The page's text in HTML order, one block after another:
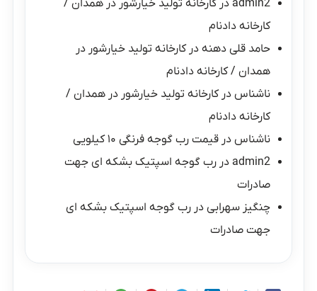
admin2 درکارخانه تولید خیارشور در همدان /
کارخانه دادنام
حامد قلی دهنه درکارخانه تولید خیارشور در
همدان / کارخانه دادنام
ناشناس درکارخانه تولید خیارشور در همدان /
کارخانه دادنام
ناشناس درقیمت رب گوجه فرنگی ۱۰ کیلویی
admin2 دررب گوجه اسپتیک بشکه ای جهت
صادرات
چنگیز سهرابی دررب گوجه اسپتیک بشکه ای
جهت صادرات